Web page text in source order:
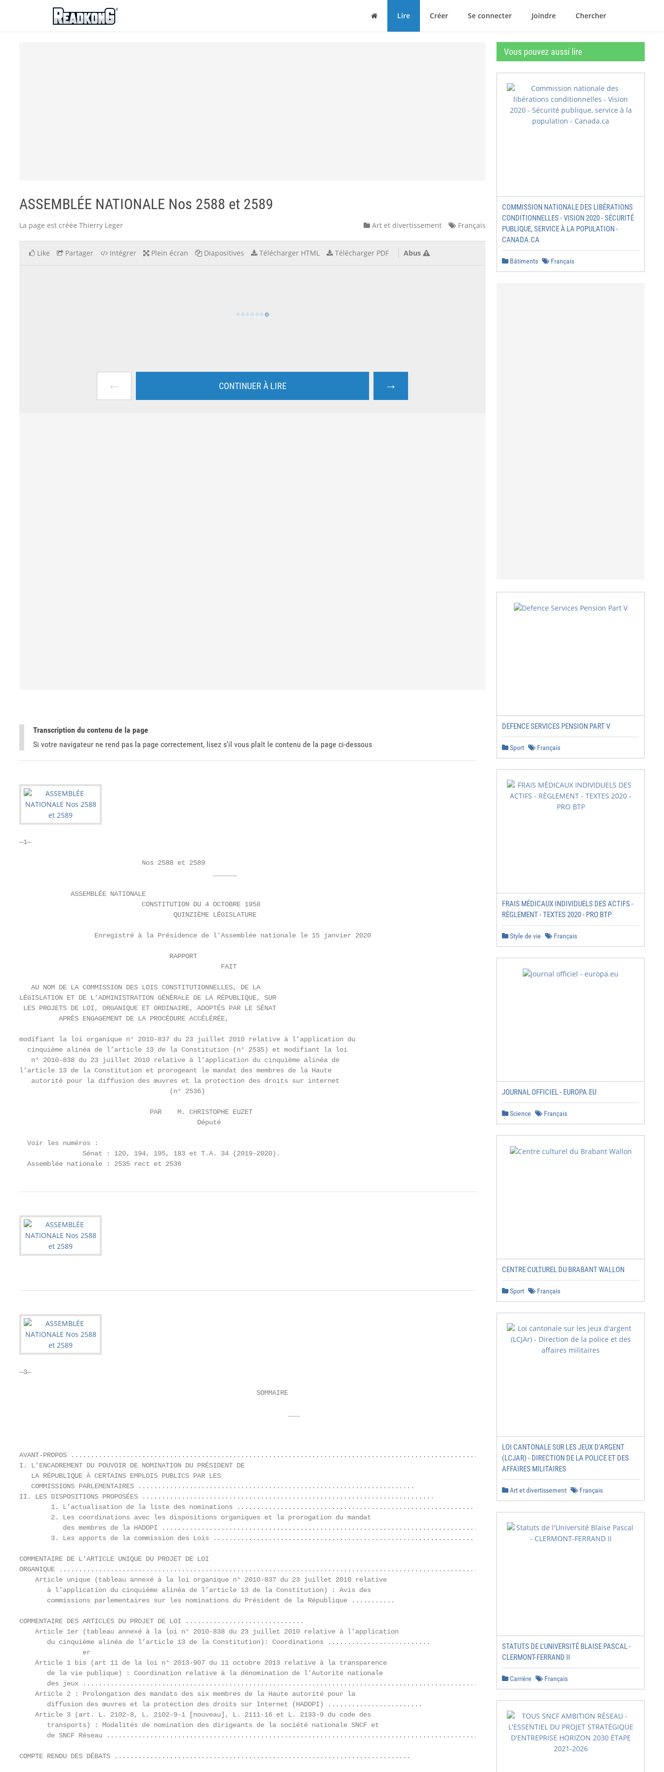
ReadkonG
MaisonLire Créer Se connecter Joindre Chercher
ASSEMBLÉE NATIONALE Nos 2588 et 2589
La page est créée Thierry Leger Art et divertissement Français
Like Partager Intégrer Plein écran Diapositives Télécharger HTML Télécharger PDF Abus
← CONTINUER À LIRE →
Transcription du contenu de la page
Si votre navigateur ne rend pas la page correctement, lisez s'il vous plaît le contenu de la page ci-dessous
—1—
                               Nos 2588 et 2589
             ASSEMBLÉE NATIONALE
                               CONSTITUTION DU 4 OCTOBRE 1958
                                       QUINZIÈME LÉGISLATURE
                   Enregistré à la Présidence de l'Assemblée nationale le 15 janvier 2020
                                      RAPPORT
                                                   FAIT
   AU NOM DE LA COMMISSION DES LOIS CONSTITUTIONNELLES, DE LA
LÉGISLATION ET DE L’ADMINISTRATION GÉNÉRALE DE LA RÉPUBLIQUE, SUR
LES PROJETS DE LOI, ORGANIQUE ET ORDINAIRE, ADOPTÉS PAR LE SÉNAT
          APRÈS ENGAGEMENT DE LA PROCÉDURE ACCÉLÉRÉE,
modifiant la loi organique n° 2010-837 du 23 juillet 2010 relative à l’application du
  cinquième alinéa de l’article 13 de la Constitution (n° 2535) et modifiant la loi
   n° 2010-838 du 23 juillet 2010 relative à l’application du cinquième alinéa de
l’article 13 de la Constitution et prorogeant le mandat des membres de la Haute
   autorité pour la diffusion des œuvres et la protection des droits sur internet
                                      (n° 2536)
                                 PAR    M. CHRISTOPHE EUZET
                                             Député
  Voir les numéros :
                Sénat : 120, 194, 195, 183 et T.A. 34 (2019-2020).
  Assemblée nationale : 2535 rect et 2536
—3—
                                                            SOMMAIRE
AVANT-PROPOS ..........................................................................................................                     5
I. L’ENCADREMENT DU POUVOIR DE NOMINATION DU PRÉSIDENT DE
   LA RÉPUBLIQUE À CERTAINS EMPLOIS PUBLICS PAR LES
   COMMISSIONS PARLEMENTAIRES ......................................................................                                        7
II. LES DISPOSITIONS PROPOSÉES ..........................................................................                                  11
        1. L’actualisation de la liste des nominations ............................................................                        11
        2. Les coordinations avec les dispositions organiques et la prorogation du mandat
           des membres de la HADOPI ..................................................................................                     12
        3. Les apports de la commission des Lois ..................................................................                        13
COMMENTAIRE DE L’ARTICLE UNIQUE DU PROJET DE LOI
ORGANIQUE ..................................................................................................................               15
    Article unique (tableau annexé à la loi organique n° 2010-837 du 23 juillet 2010 relative
       à l’application du cinquième alinéa de l’article 13 de la Constitution) : Avis des
       commissions parlementaires sur les nominations du Président de la République ...........                                            15
COMMENTAIRE DES ARTICLES DU PROJET DE LOI ..............................                                                                   25
    Article 1er (tableau annexé à la loi n° 2010-838 du 23 juillet 2010 relative à l’application
       du cinquième alinéa de l’article 13 de la Constitution): Coordinations ..........................                                   25
                er
    Article 1 bis (art 11 de la loi n° 2013-907 du 11 octobre 2013 relative à la transparence
       de la vie publique) : Coordination relative à la dénomination de l’Autorité nationale
       des jeux ........................................................................................................................   26
    Article 2 : Prolongation des mandats des six membres de la Haute autorité pour la
       diffusion des œuvres et la protection des droits sur Internet (HADOPI) ........................                                     27
    Article 3 (art. L. 2102-8, L. 2102-9-1 [nouveau], L. 2111-16 et L. 2133-9 du code des
       transports) : Modalités de nomination des dirigeants de la société nationale SNCF et
       de SNCF Réseau ..........................................................................................................           28
COMPTE RENDU DES DÉBATS ...........................................................................                                        31
Vous pouvez aussi lire
COMMISSION NATIONALE DES LIBÉRATIONS
CONDITIONNELLES - VISION 2020 - SÉCURITÉ
PUBLIQUE, SERVICE À LA POPULATION -
CANADA.CA
Bâtiments Français
DEFENCE SERVICES PENSION PART V
Sport Français
FRAIS MÉDICAUX INDIVIDUELS DES ACTIFS -
RÈGLEMENT - TEXTES 2020 - PRO BTP
Style de vie Français
JOURNAL OFFICIEL - EUROPA.EU
Science Français
CENTRE CULTUREL DU BRABANT WALLON
Sport Français
LOI CANTONALE SUR LES JEUX D'ARGENT
(LCJAR) - DIRECTION DE LA POLICE ET DES
AFFAIRES MILITAIRES
Art et divertissement Français
STATUTS DE L'UNIVERSITÉ BLAISE PASCAL -
CLERMONT-FERRAND II
Carrière Français